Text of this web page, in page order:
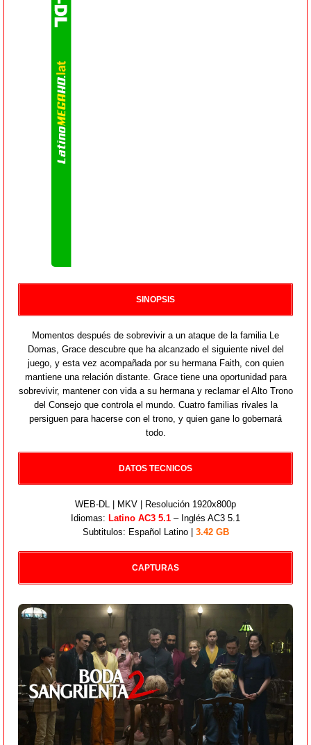
SINOPSIS
Momentos después de sobrevivir a un ataque de la familia Le
Domas, Grace descubre que ha alcanzado el siguiente nivel del
juego, y esta vez acompañada por su hermana Faith, con quien
mantiene una relación distante. Grace tiene una oportunidad para
sobrevivir, mantener con vida a su hermana y reclamar el Alto Trono
del Consejo que controla el mundo. Cuatro familias rivales la
persiguen para hacerse con el trono, y quien gane lo gobernará
todo.
DATOS TECNICOS
WEB-DL | MKV | Resolución 1920x800p
Idiomas: Latino AC3 5.1 – Inglés AC3 5.1
Subtitulos: Español Latino |
3.42 GB
CAPTURAS